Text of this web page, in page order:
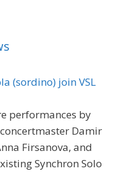
(sordino) join VSL
performances by
Damir
Firsanova, and
Synchron Solo